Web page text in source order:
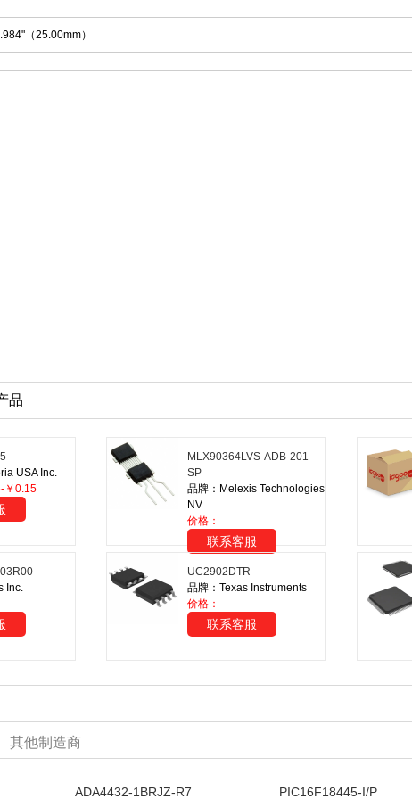
（25.00mm）
品
USA Inc.
￥0.15
MLX90364LVS-ADB-201-
SP
品牌：Melexis Technologies
NV
价格：
联系客服
Inc.
UC2902DTR
品牌：Texas Instruments
价格：
联系客服
其他制造商
ADA4432-1BRJZ-R7 PIC16F18445-I/P